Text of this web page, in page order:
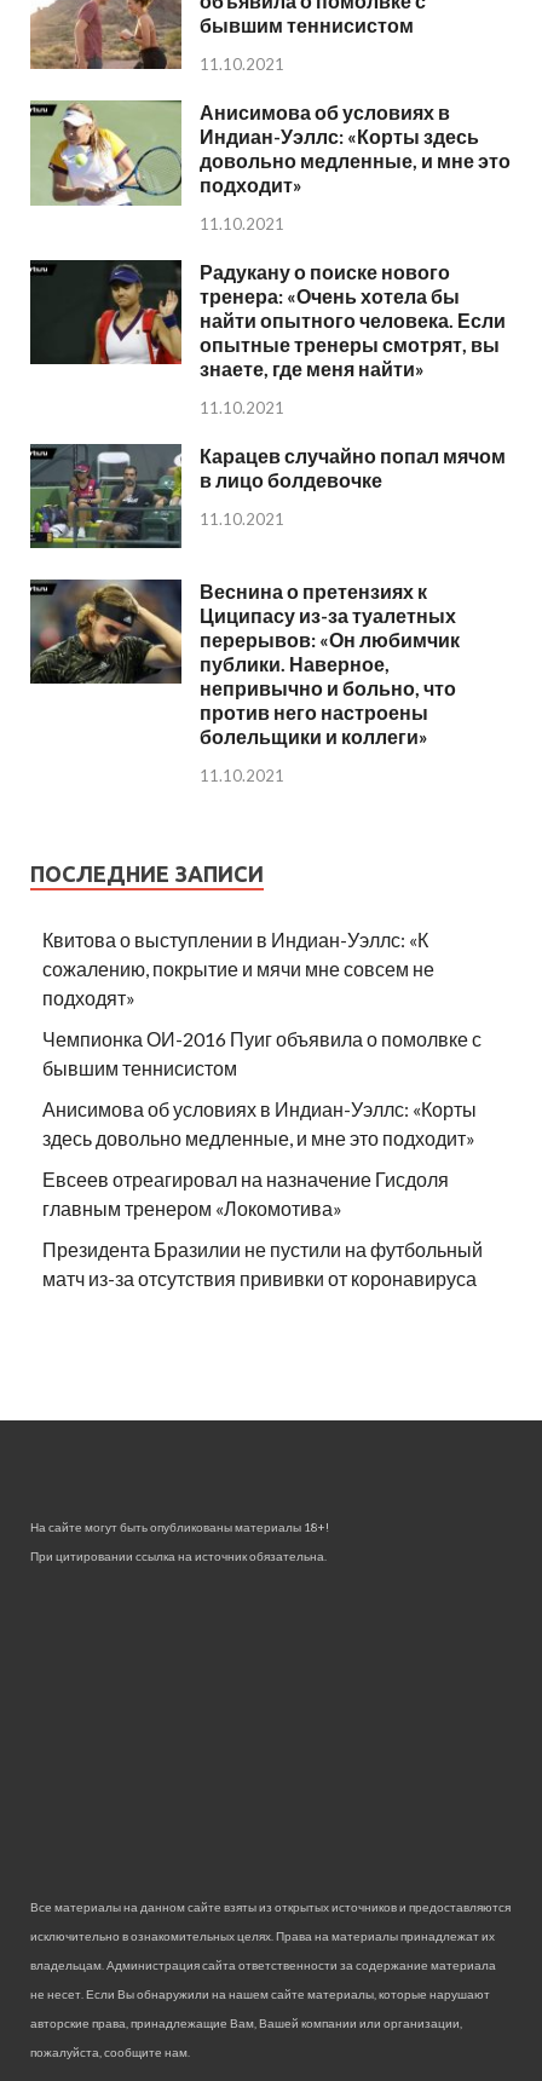
бывшим теннисистом
11.10.2021
Анисимова об условиях в
Индиан-Уэллс: «Корты здесь
довольно медленные, и мне это
подходит»
11.10.2021
Радукану о поиске нового
тренера: «Очень хотела бы
найти опытного человека. Если
опытные тренеры смотрят, вы
знаете, где меня найти»
11.10.2021
Карацев случайно попал мячом
в лицо болдевочке
11.10.2021
Веснина о претензиях к
Циципасу из-за туалетных
перерывов: «Он любимчик
публики. Наверное,
непривычно и больно, что
против него настроены
болельщики и коллеги»
11.10.2021
ПОСЛЕДНИЕ ЗАПИСИ
Квитова о выступлении в Индиан-Уэллс: «К
сожалению, покрытие и мячи мне совсем не
подходят»
Чемпионка ОИ-2016 Пуиг объявила о помолвке с
бывшим теннисистом
Анисимова об условиях в Индиан-Уэллс: «Корты
здесь довольно медленные, и мне это подходит»
Евсеев отреагировал на назначение Гисдоля
главным тренером «Локомотива»
Президента Бразилии не пустили на футбольный
матч из-за отсутствия прививки от коронавируса
На сайте могут быть опубликованы материалы 18+!
При цитировании ссылка на источник обязательна.
Все материалы на данном сайте взяты из открытых источников и предоставляются
исключительно в ознакомительных целях. Права на материалы принадлежат их
владельцам. Администрация сайта ответственности за содержание материала
не несет. Если Вы обнаружили на нашем сайте материалы, которые нарушают
авторские права, принадлежащие Вам, Вашей компании или организации,
пожалуйста, сообщите нам.